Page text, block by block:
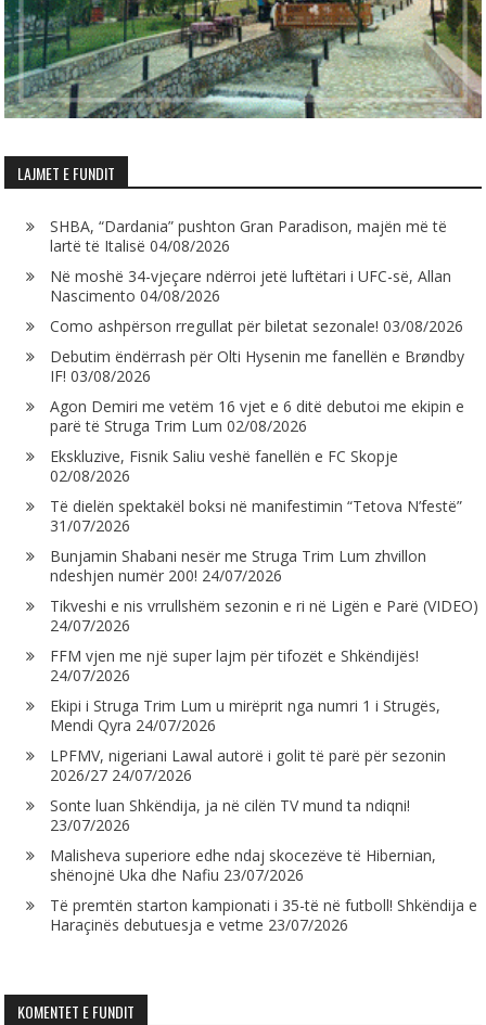
LAJMET E FUNDIT
SHBA, “Dardania” pushton Gran Paradison, majën më të
lartë të Italisë 04/08/2026
Në moshë 34-vjeçare ndërroi jetë luftëtari i UFC-së, Allan
Nascimento 04/08/2026
Como ashpërson rregullat për biletat sezonale! 03/08/2026
Debutim ëndërrash për Olti Hysenin me fanellën e Brøndby
IF! 03/08/2026
Agon Demiri me vetëm 16 vjet e 6 ditë debutoi me ekipin e
parë të Struga Trim Lum 02/08/2026
Ekskluzive, Fisnik Saliu veshë fanellën e FC Skopje
02/08/2026
Të dielën spektakël boksi në manifestimin “Tetova N’festë”
31/07/2026
Bunjamin Shabani nesër me Struga Trim Lum zhvillon
ndeshjen numër 200! 24/07/2026
Tikveshi e nis vrrullshëm sezonin e ri në Ligën e Parë (VIDEO)
24/07/2026
FFM vjen me një super lajm për tifozët e Shkëndijës!
24/07/2026
Ekipi i Struga Trim Lum u mirëprit nga numri 1 i Strugës,
Mendi Qyra 24/07/2026
LPFMV, nigeriani Lawal autorë i golit të parë për sezonin
2026/27 24/07/2026
Sonte luan Shkëndija, ja në cilën TV mund ta ndiqni!
23/07/2026
Malisheva superiore edhe ndaj skocezëve të Hibernian,
shënojnë Uka dhe Nafiu 23/07/2026
Të premtën starton kampionati i 35-të në futboll! Shkëndija e
Haraçinës debutuesja e vetme 23/07/2026
KOMENTET E FUNDIT